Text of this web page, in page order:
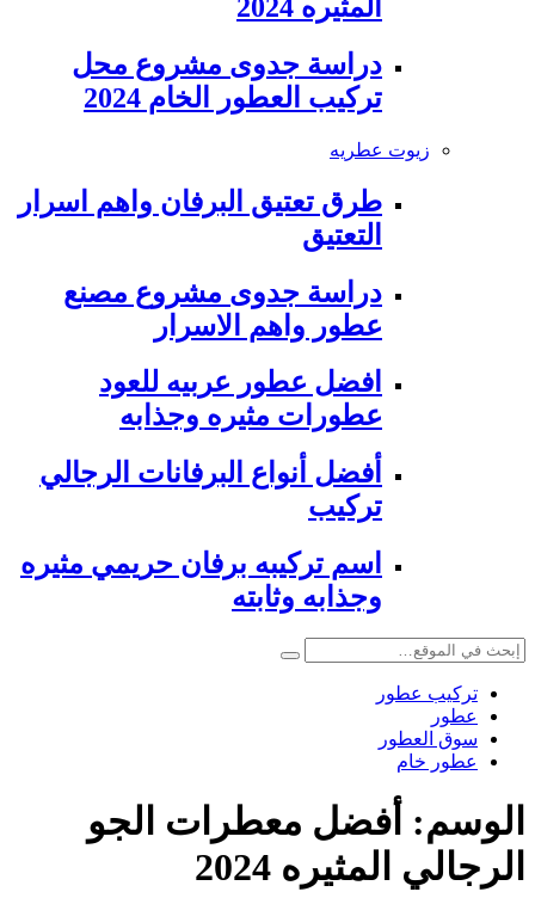
المثيره 2024
دراسة جدوى مشروع محل
تركيب العطور الخام 2024
زيوت عطريه
طرق تعتيق البرفان واهم اسرار
التعتيق
دراسة جدوى مشروع مصنع
عطور واهم الاسرار
افضل عطور عربيه للعود
عطورات مثيره وجذابه
أفضل أنواع البرفانات الرجالي
تركيب
اسم تركيبه برفان حريمي مثيره
وجذابه وثابته
تركيب عطور
عطور
سوق العطور
عطور خام
الوسم: أفضل معطرات الجو
الرجالي المثيره 2024